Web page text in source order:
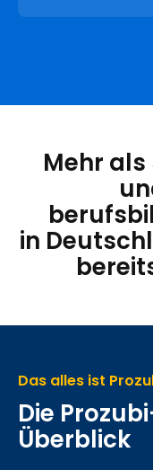
Mehr als
in
Das alles ist
Die
Überblick